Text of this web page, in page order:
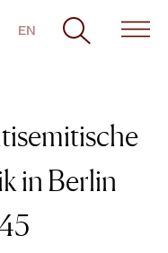
EN
in Berlin